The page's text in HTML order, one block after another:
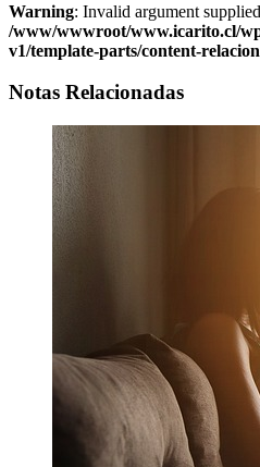
Warning: Invalid argument
/www/wwwroot/www.icarito.cl/
v1/template-parts/content-
Notas Relacionadas